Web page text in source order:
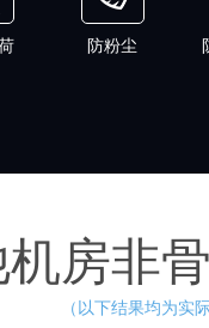
防粉尘
房非
（以下结果均为实